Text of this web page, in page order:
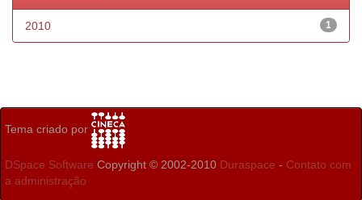
1
2010
Tema criado por
DSpace Software Copyright © 2002-2010 Duraspace - Contato com
a administração